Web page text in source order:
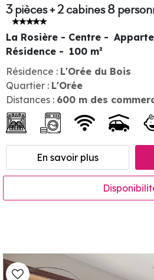
3 pièces + 2 cabines 8
La Rosière - Centre
Résidence
100 m²
Résidence : L'Orée du Bois
Quartier : L'Orée
Distances : 600 m des
En savoir plus